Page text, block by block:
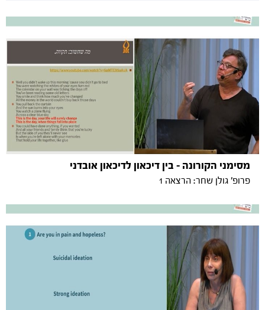
מסימני הקורונה - בין דיכאון לדיכאון אובדני
פרופ' גולן שחר: הרצאה 1